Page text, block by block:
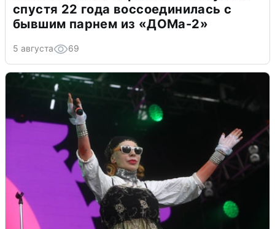
спустя 22 года воссоединилась с
бывшим парнем из «ДОМа-2»
5 августа 69